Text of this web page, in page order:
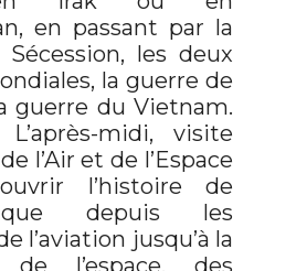
en passant par la
les deux
la guerre de
guerre du Vietnam.
L’après-midi, visite
l’Air et de l’Espace
l’histoire de
depuis les
l’aviation jusqu’à la
de l’espace, des